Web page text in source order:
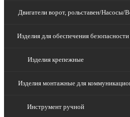
Двигатели ворот, рольставен/Насосы/
Изделия для обеспечения
Изделия крепежные
Изделия монтажные для
Инструмент ручной